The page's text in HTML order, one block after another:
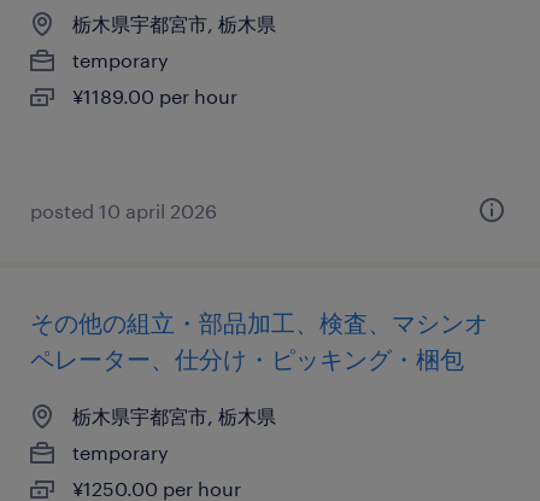
栃木県宇都宮市, 栃木県
temporary
¥1189.00 per hour
posted 10 april 2026
その他の組立・部品加工、検査、マシンオ
ペレーター、仕分け・ピッキング・梱包
栃木県宇都宮市, 栃木県
temporary
¥1250.00 per hour